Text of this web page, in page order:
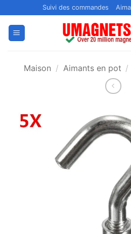
au
contenu
Suivi des commandes
Maison / Aimants en pot /